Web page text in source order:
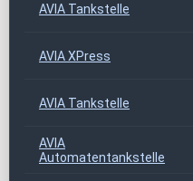
AVIA Tankstelle
AVIA XPress
AVIA Tankstelle
AVIA
Automatentankstelle